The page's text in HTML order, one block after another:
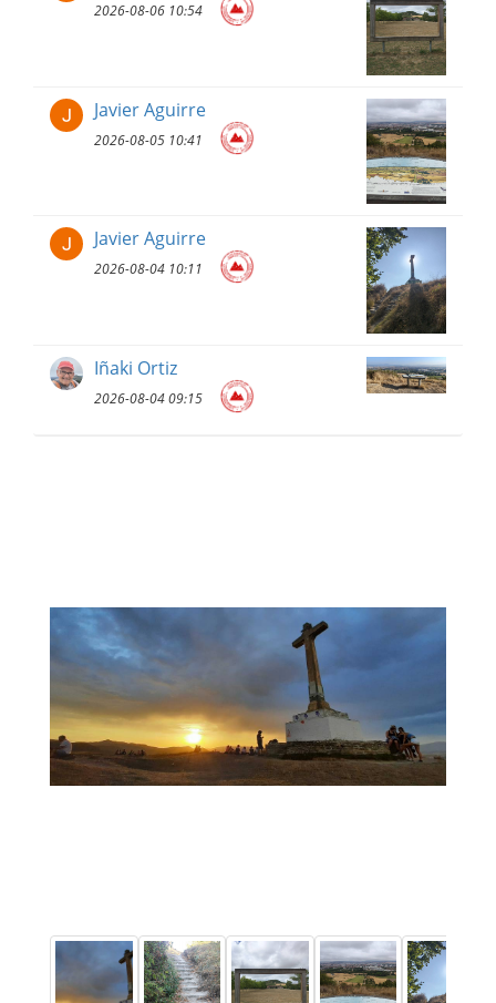
2026-08-06 10:54
Javier Aguirre
2026-08-05 10:41
Javier Aguirre
2026-08-04 10:11
Iñaki Ortiz
2026-08-04 09:15